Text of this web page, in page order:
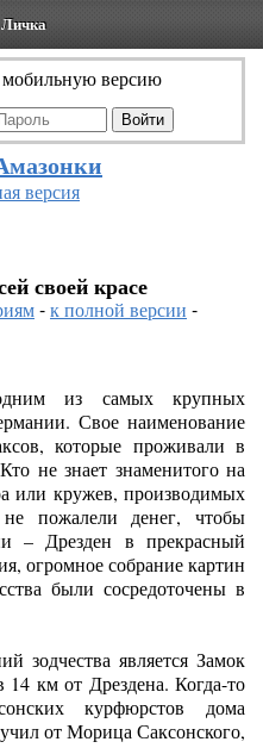
Личка
версию
версия
своей красе
-к полной версии -
из самых крупных
Свое наименование
которые проживали в
не знает знаменитого на
или кружев, производимых
пожалели денег, чтобы
– Дрезден в прекрасный
огромное собрание картин
были сосредоточены в
зодчества является Замок
км от Дрездена. Когда-то
курфюрстов дома
от Морица Саксонского,